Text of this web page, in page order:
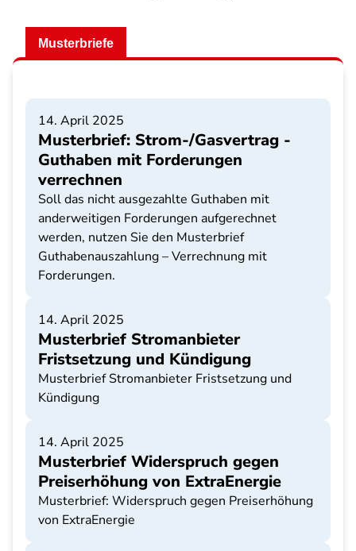
Musterbriefe
14. April 2025
Musterbrief: Strom-/Gasvertrag -
Guthaben mit Forderungen
verrechnen
Soll das nicht ausgezahlte Guthaben mit
anderweitigen Forderungen aufgerechnet
werden, nutzen Sie den Musterbrief
Guthabenauszahlung – Verrechnung mit
Forderungen.
14. April 2025
Musterbrief Stromanbieter
Fristsetzung und Kündigung
Musterbrief Stromanbieter Fristsetzung und
Kündigung
14. April 2025
Musterbrief Widerspruch gegen
Preiserhöhung von ExtraEnergie
Musterbrief: Widerspruch gegen Preiserhöhung
von ExtraEnergie